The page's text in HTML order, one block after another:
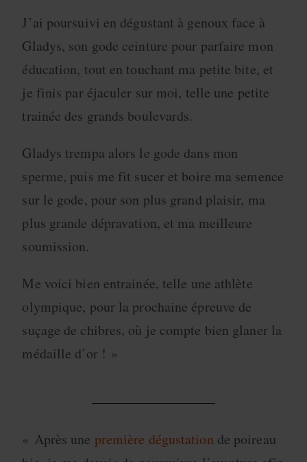
J’ai poursuivi en dégustant à genoux face à
Gladys, son gode ceinture pour parfaire mon
éducation, tout en touchant ma petite bite, et
je finis par éjaculer sur moi, telle une petite
trainée des grands boulevards.
Gladys trempa alors le gode dans mon
sperme, puis me fit sucer et boire ma semence
sur le gode, pour son plus grand plaisir, ma
plus grande dépravation, et ma meilleure
soumission.
Me voici bien entrainée, telle une athlète
olympique, pour la prochaine épreuve de
suçage de chibres, où je compte bien glaner la
médaille d’or ! »
« Après une première dégustation de poireau